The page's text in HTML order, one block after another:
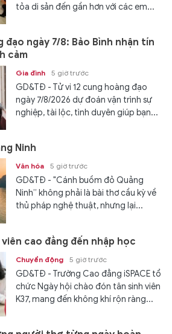
tỏa di sản đến gần hơn với các em...
đạo ngày 7/8: Bảo Bình nhận tín
cảm
Gia đình 5 giờ trước
GD&TĐ - Tử vi 12 cung hoàng đạo
ngày 7/8/2026 dự đoán vận trình sự
nghiệp, tài lộc, tình duyên giúp bạn...
Ninh
Văn hóa 5 giờ trước
GD&TĐ - "Cánh buồm đỏ Quảng
Ninh” không phải là bài thơ cầu kỳ về
thủ pháp nghệ thuật, nhưng lại...
cao đẳng đến nhập học
Chuyển động 5 giờ trước
GD&TĐ - Trường Cao đẳng iSPACE tổ
chức Ngày hội chào đón tân sinh viên
K37, mang đến không khí rộn ràng...